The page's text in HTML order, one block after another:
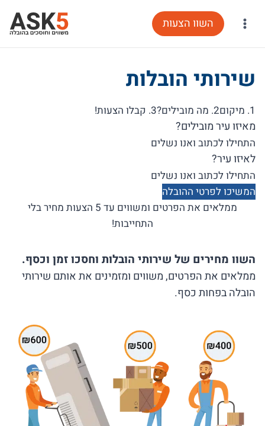
השוו הצעות
שירותי הובלות
1. מיקום 2. מה מובילים? 3. קבלו הצעות!
מאיזו עיר מובילים?
לאיזו עיר?
המשיכו לפרטי ההובלה
ממלאים את הפרטים ומשווים עד 5 הצעות מחיר בלי
התחייבות!
השוו מחירים של שירותי הובלות וחסכו זמן וכסף.
ממלאים את הפרטים, משווים ומזמינים את אותם שירותי
הובלה בפחות כסף.